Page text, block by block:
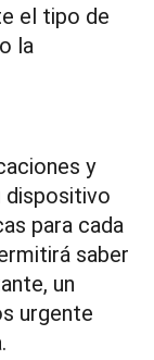
el tipo de
la
y
dispositivo
para cada
saber
un
urgente